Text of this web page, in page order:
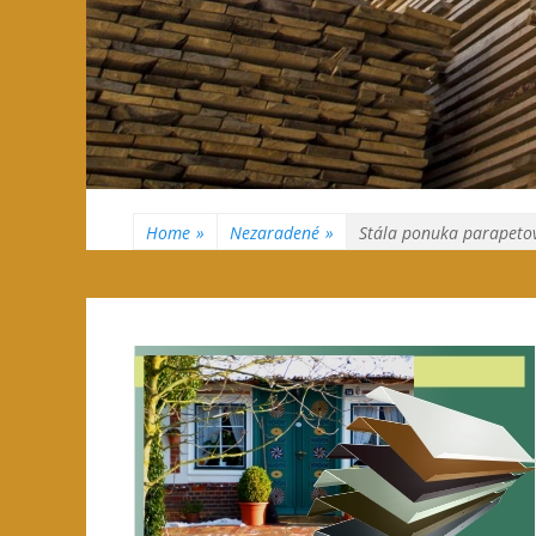
Home » Nezaradené » Stála ponuka